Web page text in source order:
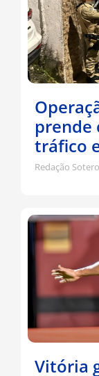
prende
tráfico
Redação
Vitória